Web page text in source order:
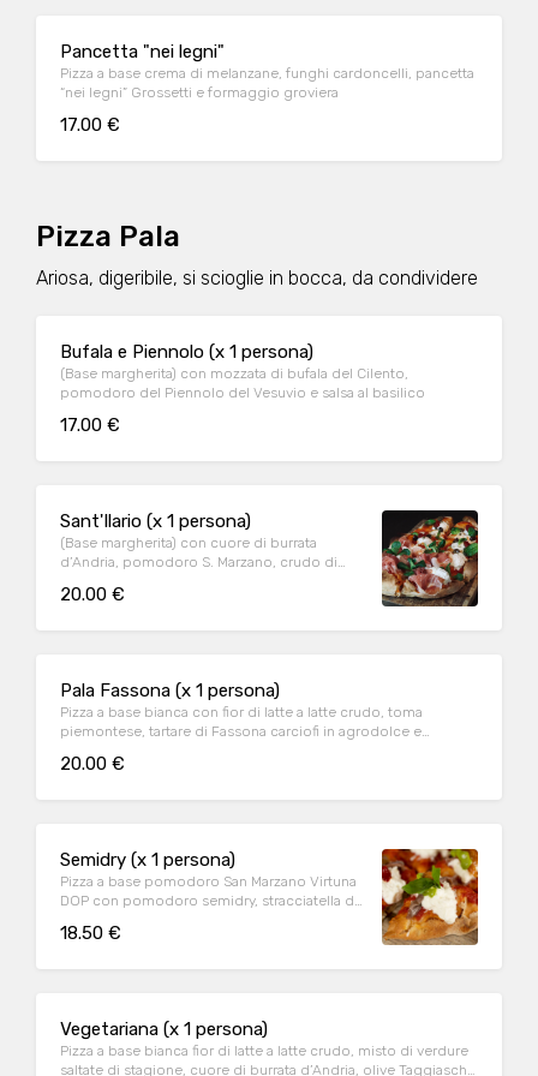
Pancetta "nei legni"
Pizza a base crema di melanzane, funghi cardoncelli, pancetta
“nei legni” Grossetti e formaggio groviera
17.00 €
Pizza Pala
Ariosa, digeribile, si scioglie in bocca, da condividere
Bufala e Piennolo (x 1 persona)
(Base margherita) con mozzata di bufala del Cilento,
pomodoro del Piennolo del Vesuvio e salsa al basilico
17.00 €
Sant'Ilario (x 1 persona)
(Base margherita) con cuore di burrata
d’Andria, pomodoro S. Marzano, crudo di
20.00 €
Pala Fassona (x 1 persona)
Pizza a base bianca con fior di latte a latte crudo, toma
piemontese, tartare di Fassona carciofi in agrodolce e
20.00 €
Semidry (x 1 persona)
Pizza a base pomodoro San Marzano Virtuna
DOP con pomodoro semidry, stracciatella di
emulsione al basilico e peperoncino confit
18.50 €
Vegetariana (x 1 persona)
Pizza a base bianca fior di latte a latte crudo, misto di verdure
saltate di stagione, cuore di burrata d’Andria, olive Taggiasche